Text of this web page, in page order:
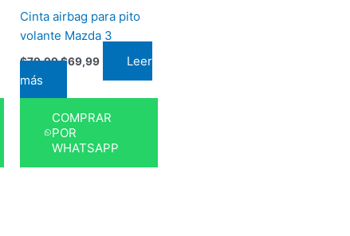
Cinta airbag para pito
volante Mazda 3
$79,99$69,99
Leer
más
COMPRAR
POR
WHATSAPP